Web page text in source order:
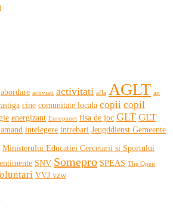
abordare activiati activitati afla AGLT an
cine comunitate locala copii copil
energizant Europanet fisa de joc GLT GLT
intelegere intrebari Jeugddienst Gemeente
Ministerului Educatiei Cercetarii si Sportului
SNV Somepro SPEAS The Open
VVJ vzw